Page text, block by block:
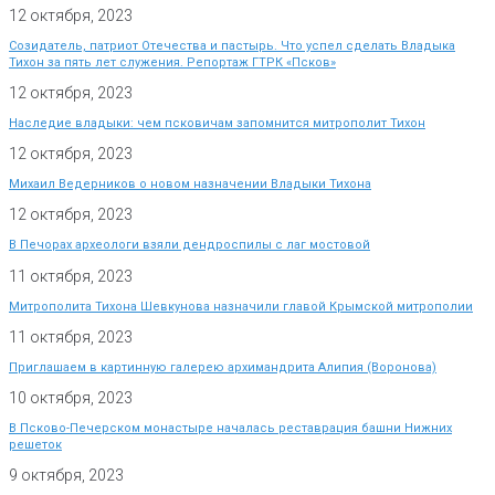
12 октября, 2023
Созидатель, патриот Отечества и пастырь. Что успел сделать Владыка
Тихон за пять лет служения. Репортаж ГТРК «Псков»
12 октября, 2023
Наследие владыки: чем псковичам запомнится митрополит Тихон
12 октября, 2023
Михаил Ведерников о новом назначении Владыки Тихона
12 октября, 2023
В Печорах археологи взяли дендроспилы с лаг мостовой
11 октября, 2023
Митрополита Тихона Шевкунова назначили главой Крымской митрополии
11 октября, 2023
Приглашаем в картинную галерею архимандрита Алипия (Воронова)
10 октября, 2023
В Псково-Печерском монастыре началась реставрация башни Нижних
решеток
9 октября, 2023